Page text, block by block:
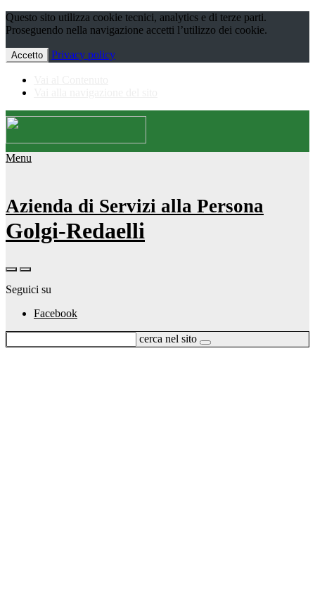
Questo sito utilizza cookie tecnici, analytics e di terze parti.
Proseguendo nella navigazione accetti l’utilizzo dei cookie.
Accetto Privacy policy
Menu
Azienda di Servizi alla Persona
Golgi-Redaelli
Seguici su
Facebook
cerca nel sito